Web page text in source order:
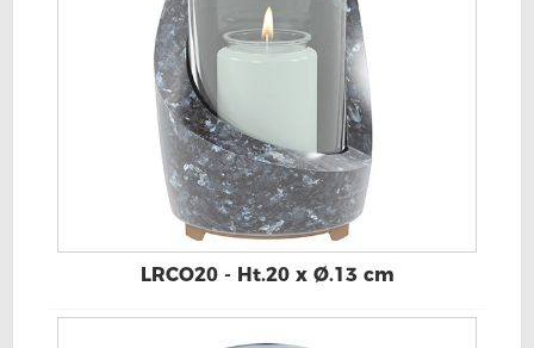
LRCO20 - Ht.20 x Ø.13 cm